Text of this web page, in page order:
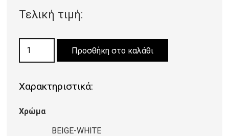
Τελική τιμή:
9249/Beige
ΔΙΑΔΡΟΜΟΣ
Προσθήκη στο καλάθι
Χαρακτηριστικά:
Χρώμα
BEIGE-WHITE